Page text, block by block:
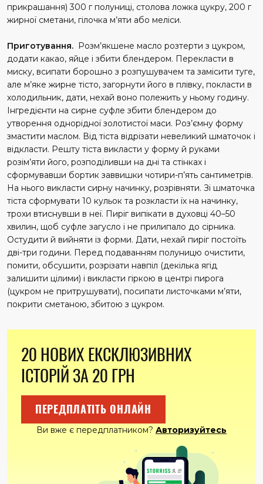
прикрашання) 300 г полуниці, столова ложка цукру, 200 г
жирної сметани, гілочка м’яти або меліси.
Приготування. Розм’якшене масло розтерти з цукром,
додати какао, яйце і збити блендером. Перекласти в
миску, всипати борошно з розпушувачем та замісити туге,
але м’яке жирне тісто, загорнути його в плівку, покласти в
холодильник, дати, нехай воно полежить у ньому годину.
Інгредієнти на сирне суфле збити блендером до
утворення однорідної золотистої маси. Роз’ємну форму
змастити маслом. Від тіста відрізати невеликий шматочок і
відкласти. Решту тіста викласти у форму й руками
розім’яти його, розподіливши на дні та стінках і
сформувавши бортик заввишки чотири-п’ять сантиметрів.
На нього викласти сирну начинку, розрівняти. Зі шматочка
тіста сформувати 10 кульок та розкласти їх на начинку,
трохи втиснувши в неї. Пиріг випікати в духовці 40–50
хвилин, щоб суфле загусло і не прилипало до сірника.
Остудити й вийняти із форми. Дати, нехай пиріг постоїть
дві-три години. Перед подаванням полуницю очистити,
помити, обсушити, розрізати навпіл (декілька ягід
залишити цілими) і викласти гіркою в центрі пирога
(цукром не притрушувати), посипати листочками м’яти,
покрити сметаною, збитою з цукром.
20 НОВИХ ЕКСКЛЮЗИВНИХ
ІСТОРІЙ ЗА 20 ГРН
ПЕРЕДПЛАТІТЬ ОНЛАЙН
Ви вже є передплатником? Авторизуйтесь